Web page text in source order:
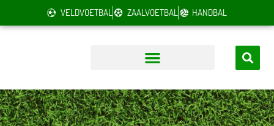
VELDVOETBAL ZAALVOETBAL HANDBAL